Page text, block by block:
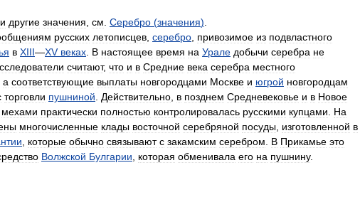
и другие значения см Серебро (значения)
русских летописцев серебро привозимое из подвластного
в XIII—XV веках В настоящее время на Урале добычи серебра не
считают, что и в Средние века серебра местного
а соответствующие выплаты новгородцами Москве и югрой новгородцам
торговли пушниной Действительно в позднем Средневековье и в Новое
мехами практически полностью контролировалась русскими купцами
На
многочисленные клады восточной серебряной посуды изготовленной в
которые обычно связывают с закамским серебром В Прикамье это
Волжской Булгарии которая обменивала его на пушнину.